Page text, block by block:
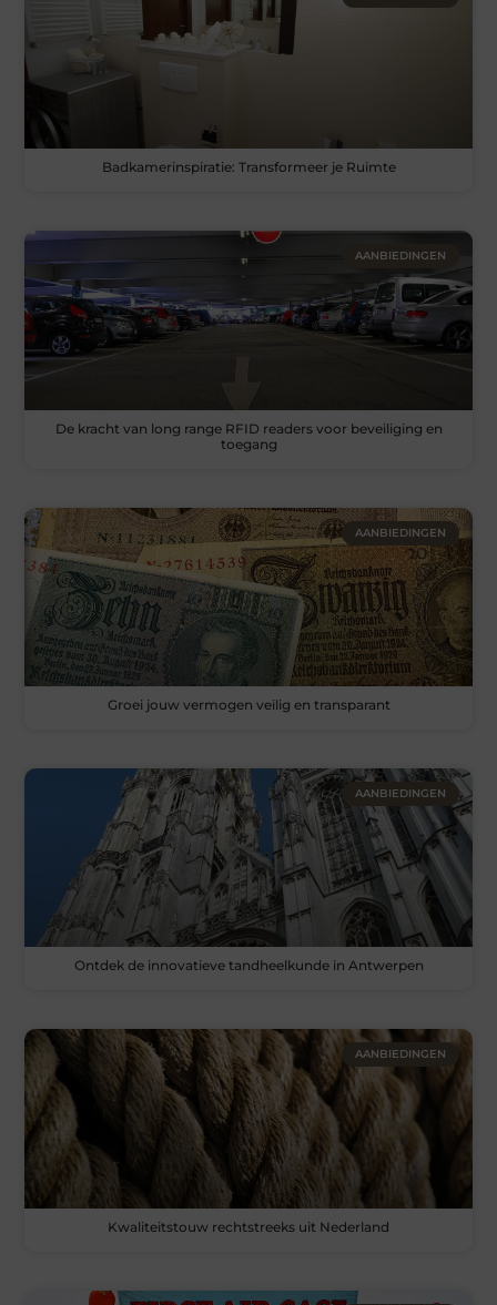
Badkamerinspiratie: Transformeer je Ruimte
AANBIEDINGEN
De kracht van long range RFID readers voor beveiliging en
toegang
AANBIEDINGEN
Groei jouw vermogen veilig en transparant
AANBIEDINGEN
Ontdek de innovatieve tandheelkunde in Antwerpen
AANBIEDINGEN
Kwaliteitstouw rechtstreeks uit Nederland